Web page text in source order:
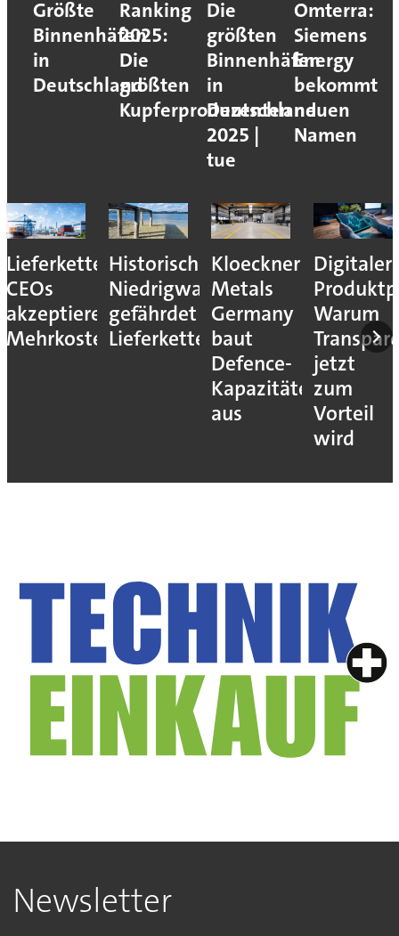
Größte
Binnenhäfen
in
Deutschland
Ranking
2025:
Die
größten
Kupferproduzenten
Die
größten
Binnenhäfen
in
Deutschland
2025 |
tue
Omterra:
Siemens
Energy
bekommt
neuen
Namen
Lieferkettenresilienz:
CEOs
akzeptieren
Mehrkosten
Historisches
Niedrigwasser
gefährdet
Lieferketten
Kloeckner
Metals
Germany
baut
Defence-
Kapazitäten
aus
Digitaler
Warum
jetzt
zum
Vorteil
wird
Newsletter